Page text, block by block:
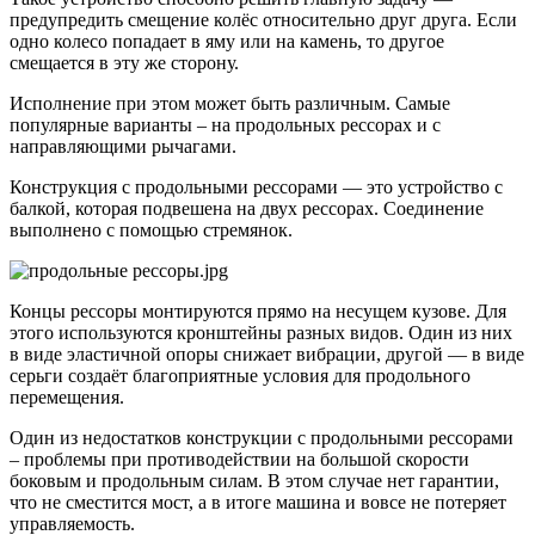
предупредить смещение колёс относительно друг друга. Если
одно колесо попадает в яму или на камень, то другое
смещается в эту же сторону.
Исполнение при этом может быть различным. Самые
популярные варианты – на продольных рессорах и с
направляющими рычагами.
Конструкция с продольными рессорами — это устройство с
балкой, которая подвешена на двух рессорах. Соединение
выполнено с помощью стремянок.
Концы рессоры монтируются прямо на несущем кузове. Для
этого используются кронштейны разных видов. Один из них
в виде эластичной опоры снижает вибрации, другой — в виде
серьги создаёт благоприятные условия для продольного
перемещения.
Один из недостатков конструкции c продольными рессорами
– проблемы при противодействии на большой скорости
боковым и продольным силам. В этом случае нет гарантии,
что не сместится мост, а в итоге машина и вовсе не потеряет
управляемость.